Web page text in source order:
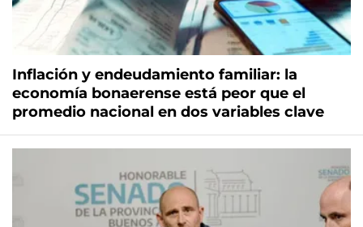
Inflación y endeudamiento familiar: la
economía bonaerense está peor que el
promedio nacional en dos variables clave